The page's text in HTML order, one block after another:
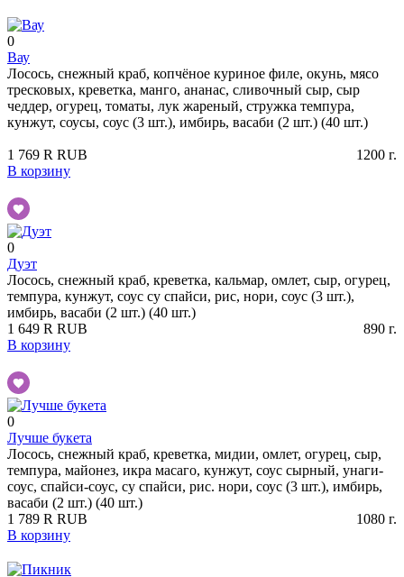
0
Вау
Лосось, снежный краб, копчёное куриное филе, окунь, мясо
тресковых, креветка, манго, ананас, сливочный сыр, сыр
чеддер, огурец, томаты, лук жареный, стружка темпура,
кунжут, соусы, соус (3 шт.), имбирь, васаби (2 шт.) (40 шт.)
1 769 R RUB 1200 г.
В корзину
0
Дуэт
Лосось, снежный краб, креветка, кальмар, омлет, сыр, огурец,
темпура, кунжут, соус су спайси, рис, нори, соус (3 шт.),
имбирь, васаби (2 шт.) (40 шт.)
1 649 R RUB 890 г.
В корзину
0
Лучше букета
Лосось, снежный краб, креветка, мидии, омлет, огурец, сыр,
темпура, майонез, икра масаго, кунжут, соус сырный, унаги-
соус, спайси-соус, су спайси, рис. нори, соус (3 шт.), имбирь,
васаби (2 шт.) (40 шт.)
1 789 R RUB 1080 г.
В корзину